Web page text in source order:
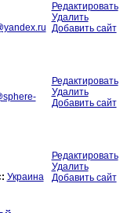
Редактировать
Удалить
Добавить сайт
Редактировать
Удалить
Добавить сайт
Украина
Редактировать
Удалить
Добавить сайт